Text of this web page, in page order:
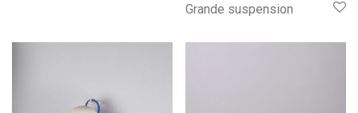
Grande suspension